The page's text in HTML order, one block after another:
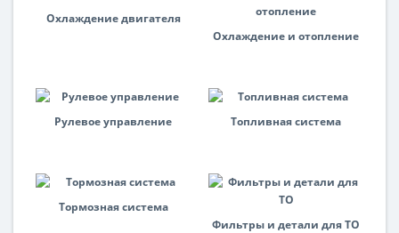
Охлаждение двигателя
Охлаждение и отопление
Рулевое управление Топливная система
Тормозная система
Фильтры и детали для ТО